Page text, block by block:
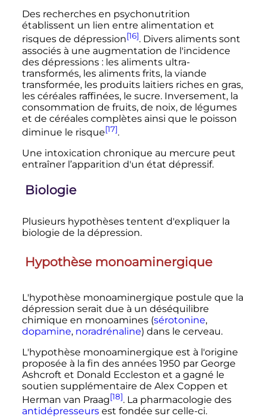
Des recherches en psychonutrition
établissent un lien entre alimentation et
risques de dépression[16]. Divers aliments sont
associés à une augmentation de l'incidence
des dépressions : les aliments ultra-
transformés, les aliments frits, la viande
transformée, les produits laitiers riches en gras,
les céréales raffinées, le sucre. Inversement, la
consommation de fruits, de noix, de légumes
et de céréales complètes ainsi que le poisson
diminue le risque[17].
Une intoxication chronique au mercure peut
entraîner l’apparition d'un état dépressif.
Biologie
Plusieurs hypothèses tentent d'expliquer la
biologie de la dépression.
Hypothèse monoaminergique
L'hypothèse monoaminergique postule que la
dépression serait due à un déséquilibre
chimique en monoamines (sérotonine,
dopamine, noradrénaline) dans le cerveau.
L'hypothèse monoaminergique est à l'origine
proposée à la fin des années 1950 par George
Ashcroft et Donald Eccleston et a gagné le
soutien supplémentaire de Alex Coppen et
Herman van Praag[18]. La pharmacologie des
antidépresseursest fondée sur celle-ci.